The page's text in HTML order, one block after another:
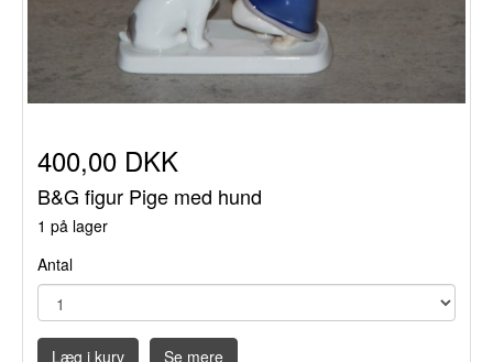
400,00 DKK
B&G figur Pige med hund
1 på lager
Antal
Læg i kurv Se mere